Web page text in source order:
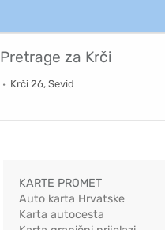
Pretrage za Krči
Krči 26, Sevid
KARTE PROMET
Auto karta Hrvatske
Karta autocesta